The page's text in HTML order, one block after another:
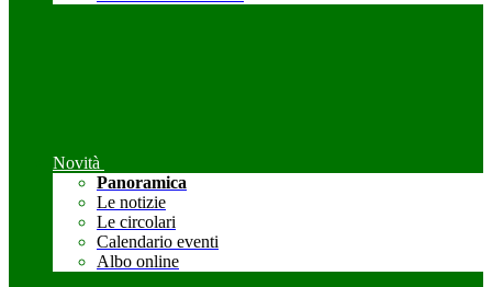
Novità
Panoramica
Le notizie
Le circolari
Calendario eventi
Albo online